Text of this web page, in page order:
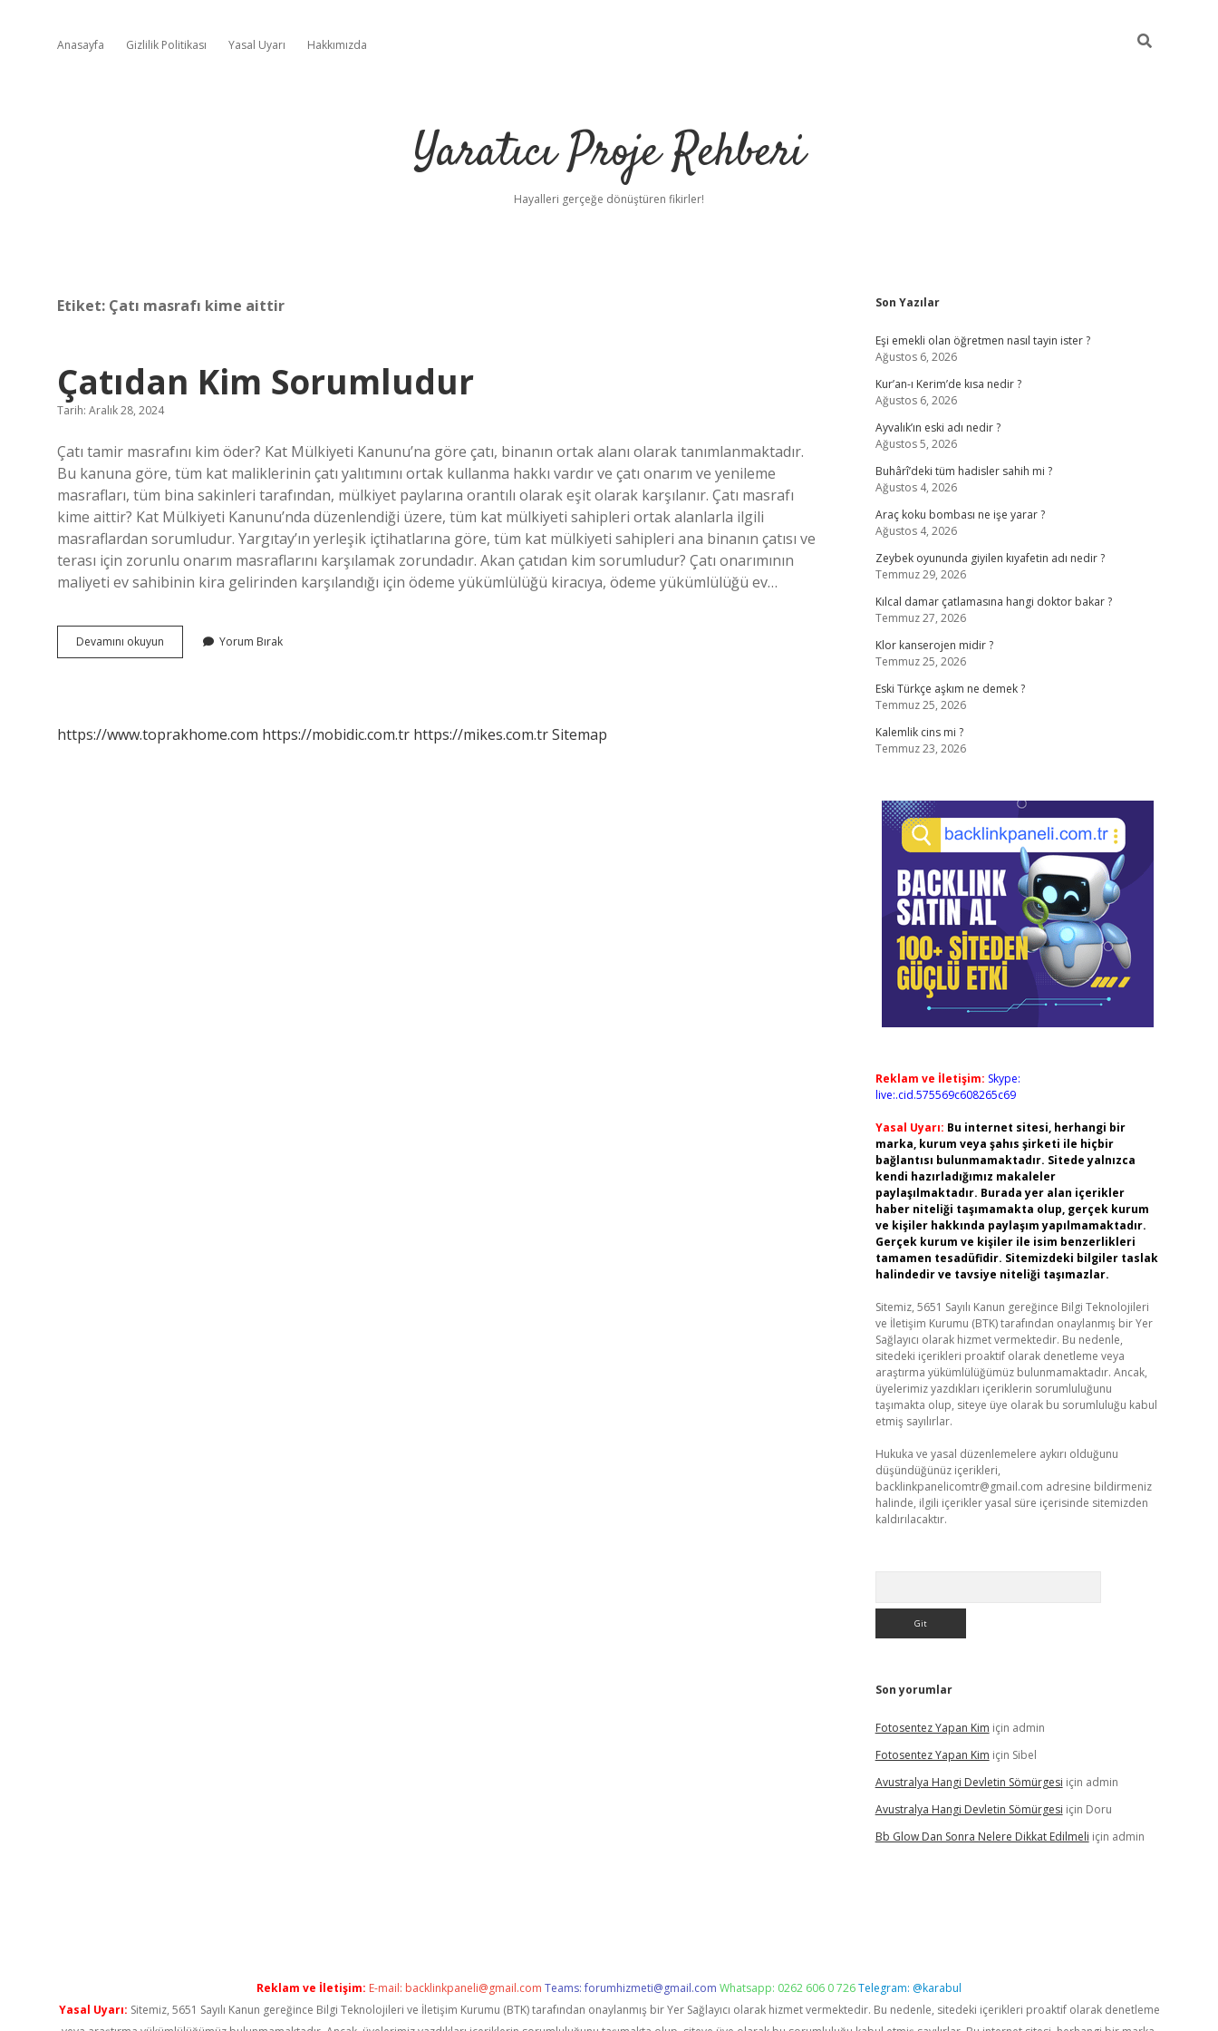
Anasayfa Gizlilik Politikası Yasal Uyarı Hakkımızda
Yaratıcı Proje Rehberi
Hayalleri gerçeğe dönüştüren fikirler!
Etiket: Çatı masrafı kime aittir
Çatıdan Kim Sorumludur
Tarih: Aralık 28, 2024
Çatı tamir masrafını kim öder? Kat Mülkiyeti Kanunu’na göre çatı, binanın ortak alanı olarak tanımlanmaktadır.
Bu kanuna göre, tüm kat maliklerinin çatı yalıtımını ortak kullanma hakkı vardır ve çatı onarım ve yenileme
masrafları, tüm bina sakinleri tarafından, mülkiyet paylarına orantılı olarak eşit olarak karşılanır. Çatı masrafı
kime aittir? Kat Mülkiyeti Kanunu’nda düzenlendiği üzere, tüm kat mülkiyeti sahipleri ortak alanlarla ilgili
masraflardan sorumludur. Yargıtay’ın yerleşik içtihatlarına göre, tüm kat mülkiyeti sahipleri ana binanın çatısı ve
terası için zorunlu onarım masraflarını karşılamak zorundadır. Akan çatıdan kim sorumludur? Çatı onarımının
maliyeti ev sahibinin kira gelirinden karşılandığı için ödeme yükümlülüğü kiracıya, ödeme yükümlülüğü ev…
Devamını okuyun
Kim
Yorum Bırak
https://www.toprakhome.com https://mobidic.com.tr https://mikes.com.trSitemap
Sidebar
Son Yazılar
Eşi emekli olan öğretmen nasıl tayin ister ?
Ağustos 6, 2026
Kur’an-ı Kerim’de kısa nedir ?
Ağustos 6, 2026
Ayvalık’ın eski adı nedir ?
Ağustos 5, 2026
Buhârî’deki tüm hadisler sahih mi ?
Ağustos 4, 2026
Araç koku bombası ne işe yarar ?
Ağustos 4, 2026
Zeybek oyununda giyilen kıyafetin adı nedir ?
Temmuz 29, 2026
Kılcal damar çatlamasına hangi doktor bakar ?
Temmuz 27, 2026
Klor kanserojen midir ?
Temmuz 25, 2026
Eski Türkçe aşkım ne demek ?
Temmuz 25, 2026
Kalemlik cins mi ?
Temmuz 23, 2026
Reklam ve İletişim: Skype:
live:.cid.575569c608265c69
Yasal Uyarı: Bu internet sitesi, herhangi bir
marka, kurum veya şahıs şirketi ile hiçbir
bağlantısı bulunmamaktadır. Sitede yalnızca
kendi hazırladığımız makaleler
paylaşılmaktadır. Burada yer alan içerikler
haber niteliği taşımamakta olup, gerçek kurum
ve kişiler hakkında paylaşım yapılmamaktadır.
Gerçek kurum ve kişiler ile isim benzerlikleri
tamamen tesadüfidir. Sitemizdeki bilgiler taslak
halindedir ve tavsiye niteliği taşımazlar.
Sitemiz, 5651 Sayılı Kanun gereğince Bilgi Teknolojileri
ve İletişim Kurumu (BTK) tarafından onaylanmış bir Yer
Sağlayıcı olarak hizmet vermektedir. Bu nedenle,
sitedeki içerikleri proaktif olarak denetleme veya
araştırma yükümlülüğümüz bulunmamaktadır. Ancak,
üyelerimiz yazdıkları içeriklerin sorumluluğunu
taşımakta olup, siteye üye olarak bu sorumluluğu kabul
etmiş sayılırlar.
Hukuka ve yasal düzenlemelere aykırı olduğunu
düşündüğünüz içerikleri,
backlinkpanelicomtr@gmail.com adresine bildirmeniz
halinde, ilgili içerikler yasal süre içerisinde sitemizden
kaldırılacaktır.
Son yorumlar
Fotosentez Yapan Kim için admin
Fotosentez Yapan Kim için Sibel
Avustralya Hangi Devletin Sömürgesi için admin
Avustralya Hangi Devletin Sömürgesi için Doru
Bb Glow Dan Sonra Nelere Dikkat Edilmeli için admin
Reklam ve İletişim: E-mail: backlinkpaneli@gmail.com Teams:forumhizmeti@gmail.com Whatsapp: 0262 606 0 726Telegram: @karabul
Yasal Uyarı: Sitemiz, 5651 Sayılı Kanun gereğince Bilgi Teknolojileri ve İletişim Kurumu (BTK) tarafından onaylanmış bir Yer Sağlayıcı olarak hizmet vermektedir. Bu nedenle, sitedeki içerikleri proaktif olarak denetleme